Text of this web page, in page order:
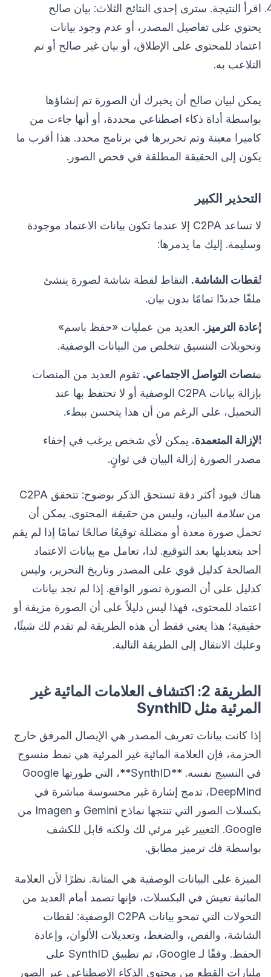
اقرأ النتيجة. سترى إحدى النتائج الثلاث: بيان صالح
يحتوي على تفاصيل المصدر، أو عدم وجود بيانات
اعتماد للمحتوى على الإطلاق، أو بيان غير صالح أو تم
التلاعب به.
يمكن لبيان صالح أن يخبرك أن الصورة تم إنشاؤها
بواسطة أداة ذكاء اصطناعي محددة، أو أنها جاءت من
كاميرا معينة وتم تحريرها في برنامج محدد. هذا أقرب ما
يكون إلى الحقيقة المطلقة في فحص الصور.
التحذير الكبير
لا تساعد C2PA إلا عندما تكون بيانات الاعتماد موجودة
وسليمة. إليك ما يدمرها:
لقطات الشاشة. التقاط لقطة شاشة لصورة ينشئ
ملفًا جديدًا تمامًا بدون بيان.
إعادة الترميز. العديد من عمليات «حفظ باسم»
وتحويلات التنسيق تتخلص من البيانات الوصفية.
منصات التواصل الاجتماعي. تقوم العديد من المنصات
بإزالة بيانات C2PA الوصفية أو لا تحتفظ بها عند
التحميل، على الرغم من أن هذا يتحسن ببطء.
الإزالة المتعمدة. يمكن لأي شخص يرغب في إخفاء
مصدر الصورة إزالة البيان في ثوانٍ.
هناك قيود أكثر دقة تستحق الذكر بوضوح: تتحقق C2PA
من سلامة البيان، وليس من حقيقة المحتوى. يمكن أن
تحمل صورة معدة أو مضللة توقيعًا صالحًا تمامًا إذا لم يقم
أحد بتعديلها بعد التوقيع. لذا، تعامل مع بيانات الاعتماد
الصالحة كدليل قوي على المصدر وتاريخ التحرير، وليس
كدليل على أن الصورة تصور الواقع. إذا لم تجد بيانات
اعتماد للمحتوى، فهذا ليس دليلاً على أن الصورة مزيفة أو
حقيقية؛ هذا يعني فقط أن هذه الطريقة لم تقدم لك شيئًا،
وعليك الانتقال إلى الطريقة التالية.
الطريقة 2: اكتشاف العلامات المائية غير
المرئية مثل SynthID
إذا كانت بيانات تعريف المصدر هي الإيصال المرفق خارج
الحزمة، فإن العلامة المائية غير المرئية هي نمط منسوج
في النسيج نفسه. **SynthID**، التي طورتها Google
DeepMind، تدمج إشارة غير محسوسة مباشرة في
بكسلات الصور التي تنتجها نماذج Gemini و Imagen من
Google. التغيير غير مرئي لك ولكنه قابل للكشف
بواسطة فك ترميز مطابق.
الميزة على البيانات الوصفية هي المتانة. نظرًا لأن العلامة
المائية تعيش في البكسلات، فإنها تصمد أمام العديد من
التحولات التي تمحو بيانات C2PA الوصفية: لقطات
الشاشة، والقص، والضغط، وتعديلات الألوان، وإعادة
الحفظ. وفقًا لـ Google، تم تطبيق SynthID على
مليارات القطع من محتوى الذكاء الاصطناعي عبر الصور